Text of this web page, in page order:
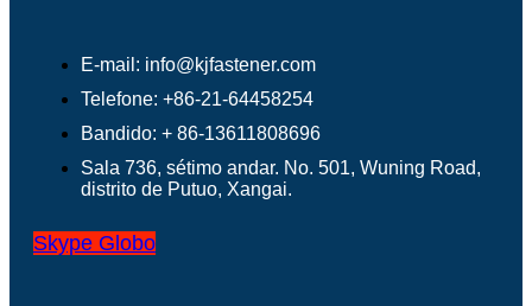
E-mail: info@kjfastener.com
Telefone: +86-21-64458254
Bandido: + 86-13611808696
Sala 736, sétimo andar. No. 501, Wuning Road,
distrito de Putuo, Xangai.
Skype Globo